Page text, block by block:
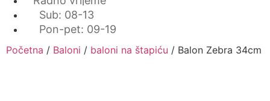
Sub: 08-13
Pon-pet: 09-19
Početna / Baloni / baloni na štapiću / Balon Zebra 34cm